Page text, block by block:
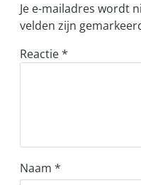
Je e-mailadres wordt
velden zijn
Reactie*
Naam *